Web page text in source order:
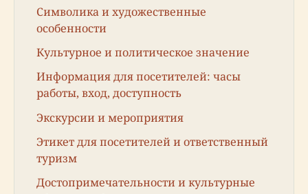
Символика и художественные
особенности
Культурное и политическое значение
Информация для посетителей: часы
работы, вход, доступность
Экскурсии и мероприятия
Этикет для посетителей и ответственный
туризм
Достопримечательности и культурные